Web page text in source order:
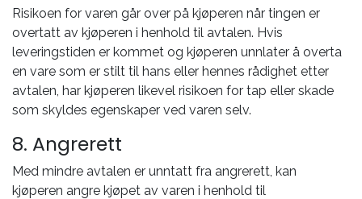
Risikoen for varen går over på kjøperen når tingen er
overtatt av kjøperen i henhold til avtalen. Hvis
leveringstiden er kommet og kjøperen unnlater å overta
en vare som er stilt til hans eller hennes rådighet etter
avtalen, har kjøperen likevel risikoen for tap eller skade
som skyldes egenskaper ved varen selv.
8. Angrerett
Med mindre avtalen er unntatt fra angrerett, kan
kjøperen angre kjøpet av varen i henhold til